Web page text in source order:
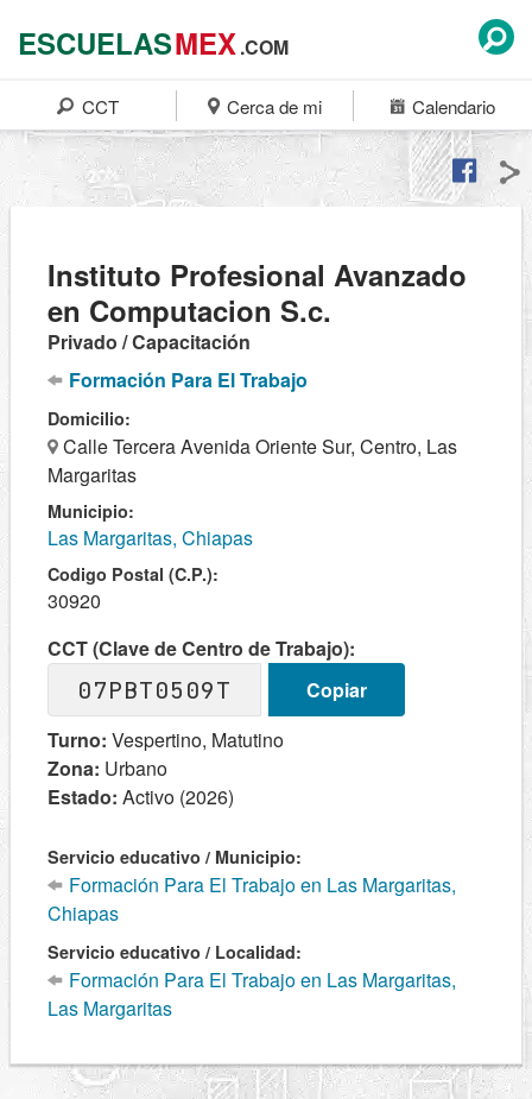
ESCUELASMEX.COM
CCT Cerca de mi Calendario
Instituto Profesional Avanzado
en Computacion S.c.
Privado / Capacitación
Formación Para El Trabajo
Domicilio:
Calle Tercera Avenida Oriente Sur, Centro, Las
Margaritas
Municipio:
Las Margaritas, Chiapas
Codigo Postal (C.P.):
30920
CCT (Clave de Centro de Trabajo):
07PBT0509T
Copiar
Turno: Vespertino, Matutino
Zona: Urbano
Estado: Activo (2026)
Servicio educativo / Municipio:
Formación Para El Trabajo en Las Margaritas,
Chiapas
Servicio educativo / Localidad:
Formación Para El Trabajo en Las Margaritas,
Las Margaritas